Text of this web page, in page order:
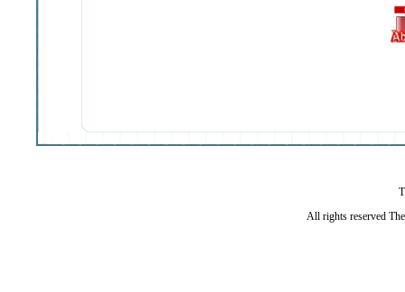
All rights reserved